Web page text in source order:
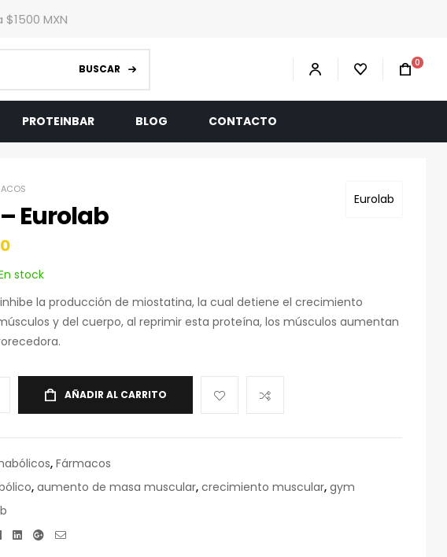
MXN
BUSCAR 0
PROTEINBAR BLOG CONTACTO
Eurolab
– Eurolab
stock
inhibe la producción de miostatina, la cual detiene el crecimiento
y del cuerpo, al reprimir esta proteína, los músculos aumentan
AÑADIR AL CARRITO
, Fármacos
, aumento de masa muscular, crecimiento muscular, gym
Facebook
LinkedinGoogle+
Correo